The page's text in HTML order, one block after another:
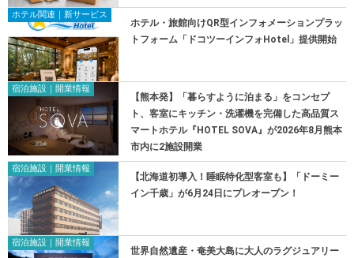
ホテル関連｜新サービス
ホテル・旅館向けQR型インフォメーションプラッ
トフォーム「ドコツーインフォHotel」提供開始
宿泊施設｜開業情報
【熊本発】「暮らすように泊まる」をコンセプ
ト、客室にキッチン・洗濯機を完備した高品質ス
マートホテル『HOTEL SOVA』が2026年8月熊本
市内に2施設開業
宿泊施設｜開業情報
【北海道初導入！睡眠特化型客室も】「ドーミー
イン千歳」が6月24日にプレオープン！
宿泊施設｜開業情報
世界自然遺産・奄美大島に大人のラグジュアリー